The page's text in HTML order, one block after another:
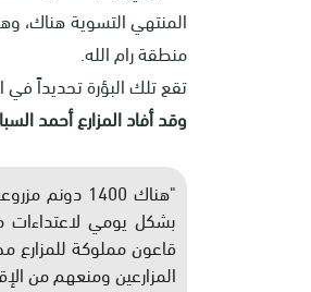
المنتهي التسوية هناك،
منطقة رام الله.
تقع تلك البؤرة تحديداً في
وقد أفاد المزارع أحمد
"هناك 1400
قاعون مملوكة للمزارع
المزارعين ومنعهم من